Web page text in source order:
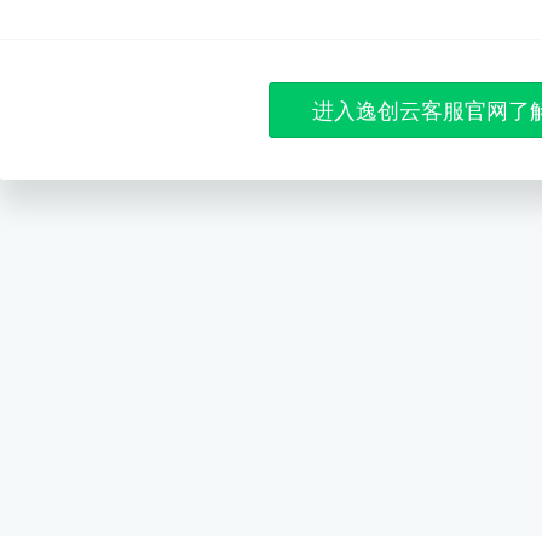
进入逸创云客服官网了